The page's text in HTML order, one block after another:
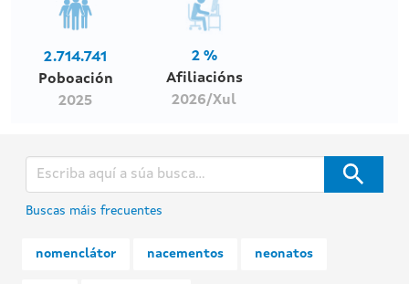
2.714.741
Poboación
2025
2 %
Afiliacións
2026/Xul
Buscas máis frecuentes
nomenclátor nacementos neonatos